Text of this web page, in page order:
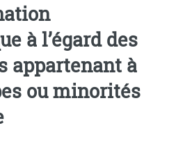
à l’égard des
appartenant à
ou minorités